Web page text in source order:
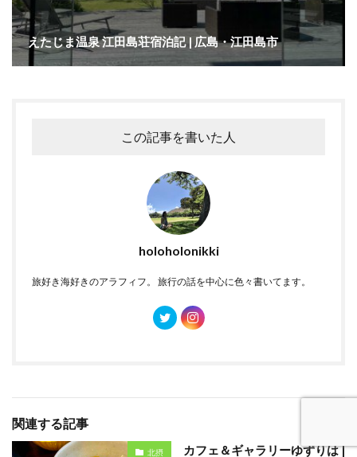
えたじま温泉 江田島荘宿泊記 | 広島・江田島市
この記事を書いた人
holoholonikki
旅好き海好きのアラフィフ。 旅行の話を中心に色々書いてます。
関連する記事
北摂 カフェ＆ギャラリーゆずりは |